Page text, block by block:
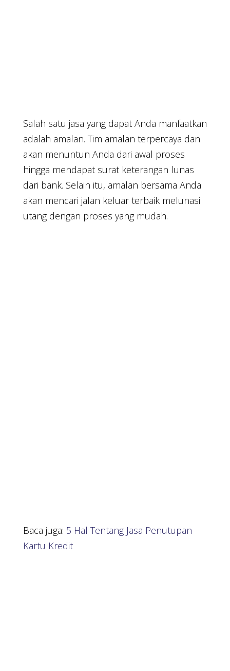
Salah satu jasa yang dapat Anda manfaatkan
adalah amalan. Tim amalan terpercaya dan
akan menuntun Anda dari awal proses
hingga mendapat surat keterangan lunas
dari bank. Selain itu, amalan bersama Anda
akan mencari jalan keluar terbaik melunasi
utang dengan proses yang mudah.
Baca juga: 5 Hal Tentang Jasa Penutupan
Kartu Kredit